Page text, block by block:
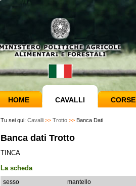
HOME CAVALLI CORSE
Tu sei qui: Cavalli >> Trotto >> Banca Dati
Banca dati Trotto
TINCA
La scheda
sesso mantello